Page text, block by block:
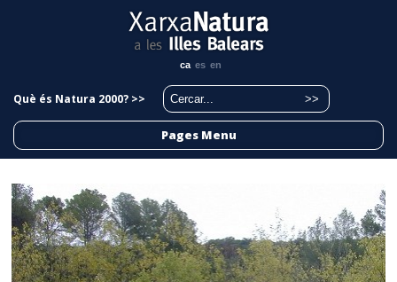
ca es en
Què és Natura 2000? >>
Pages Menu